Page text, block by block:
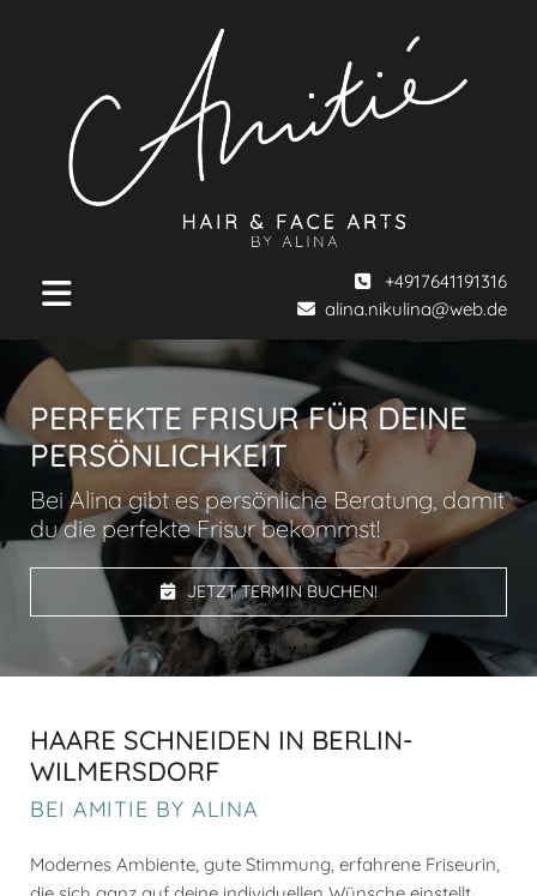
 +4917641191316
 alina.nikulina@web.de
PERFEKTE FRISUR FÜR DEINE
PERSÖNLICHKEIT
Bei Alina gibt es persönliche Beratung, damit
du die perfekte Frisur bekommst!
JETZT TERMIN BUCHEN!
HAARE SCHNEIDEN IN BERLIN-
WILMERSDORF
BEI AMITIE BY ALINA
Modernes Ambiente, gute Stimmung, erfahrene Friseurin,